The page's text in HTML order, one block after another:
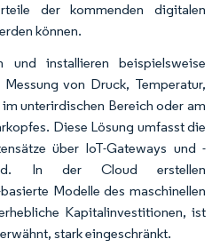
der kommenden digitalen
können.
und installieren beispielsweise
Messung von Druck, Temperatur,
unterirdischen Bereich oder am
Diese Lösung umfasst die
über IoT-Gateways und -
In der Cloud erstellen
Modelle des maschinellen
Kapitalinvestitionen, ist
stark eingeschränkt.